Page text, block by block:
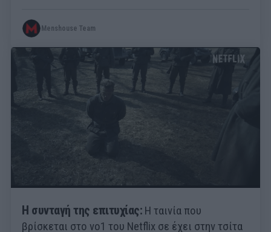
Menshouse Team
Η συνταγή της επιτυχίας: Η ταινία που
βρίσκεται στο νο1 του Netflix σε έχει στην τσίτα